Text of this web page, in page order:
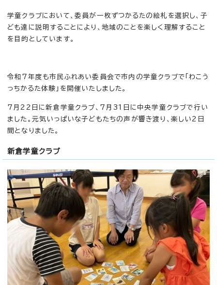
学童クラブにおいて、委員が一枚ずつかるたの絵札を選択し、子
ども達に説明することにより、地域のことを楽しく理解すること
を目的としています。
令和7年度も市民ふれあい委員会で市内の学童クラブで「わこう
っちかるた体験」を開催いたしました。
7月22日に新倉学童クラブ、7月31日に中央学童クラブで行い
ました。元気いっぱいな子どもたちの声が響き渡り、楽しい2日
間となりました。
新倉学童クラブ